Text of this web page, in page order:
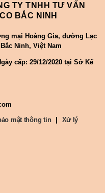
TY TNHH TƯ VẤN
BẮC NINH
mại Hoàng Gia, đường Lạc
Ninh, Việt Nam
cấp: 29/12/2020 tại Sở Kế
mật thông tin |
Xử lý